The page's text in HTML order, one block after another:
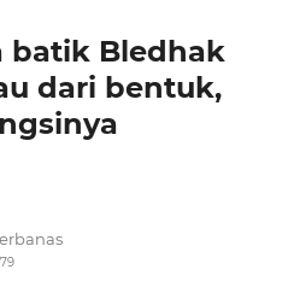
batik Bledhak
dari bentuk,